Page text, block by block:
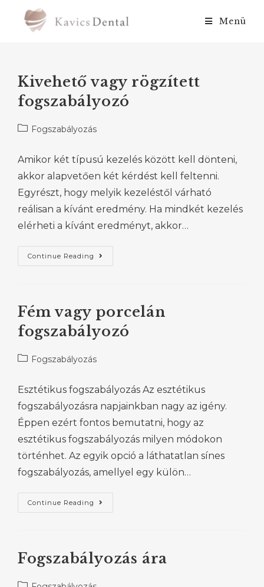
Menü
Kivehető vagy rögzített
fogszabályozó
Fogszabályozás
Amikor két típusú kezelés között kell dönteni,
akkor alapvetően két kérdést kell feltenni.
Egyrészt, hogy melyik kezeléstől várható
reálisan a kívánt eredmény. Ha mindkét kezelés
elérheti a kívánt eredményt, akkor…
Continue Reading
Fém vagy porcelán
fogszabályozó
Fogszabályozás
Esztétikus fogszabályozás Az esztétikus
fogszabályozásra napjainkban nagy az igény.
Éppen ezért fontos bemutatni, hogy az
esztétikus fogszabályozás milyen módokon
történhet. Az egyik opció a láthatatlan sínes
fogszabályozás, amellyel egy külön…
Continue Reading
Fogszabályozás ára